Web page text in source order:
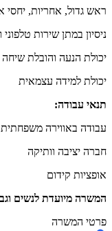
ראש גדול, אחריות, יחסי
ניסיון במתן שירות טלפוני
יכולת הנעה והובלת שיחה
יכולת למידה עצמאית
תנאי עבודה:
עבודה באווירה משפחתית
חברה יציבה וותיקה
אופציות קידום
המשרה מיועדת לנשים
פרטי המשרה